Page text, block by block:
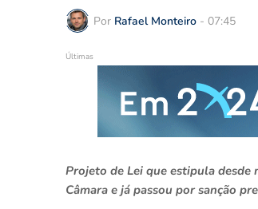
Por Rafael Monteiro - 07:45
Últimas
Projeto de Lei que estipula desde
Câmara e já passou por sanção